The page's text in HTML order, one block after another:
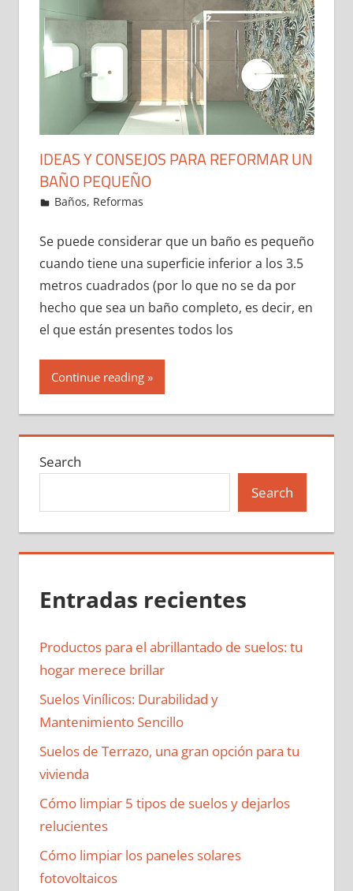
IDEAS Y CONSEJOS PARA REFORMAR UN
BAÑO PEQUEÑO
29 de December de 2021
ideas2021
Baños, Reformas
Se puede considerar que un baño es pequeño
cuando tiene una superficie inferior a los 3.5
metros cuadrados (por lo que no se da por
hecho que sea un baño completo, es decir, en
el que están presentes todos los
Continue reading
Search
Search
Entradas recientes
Productos para el abrillantado de suelos: tu
hogar merece brillar
Suelos Vinílicos: Durabilidad y
Mantenimiento Sencillo
Suelos de Terrazo, una gran opción para tu
vivienda
Cómo limpiar 5 tipos de suelos y dejarlos
relucientes
Cómo limpiar los paneles solares
fotovoltaicos